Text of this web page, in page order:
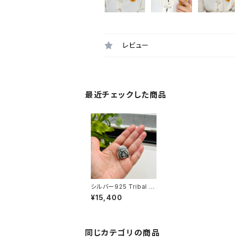
レビュー
最近チェックした商品
シルバー925 Tribal F
ACEブローチ
¥15,400
同じカテゴリの商品